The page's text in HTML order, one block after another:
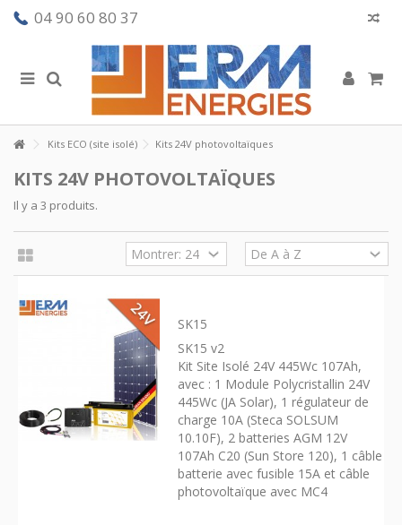
04 90 60 80 37
Kits ECO (site isolé) Kits 24V photovoltaïques
KITS 24V PHOTOVOLTAÏQUES
Il y a 3 produits.
SK15
SK15 v2
Kit Site Isolé 24V 445Wc 107Ah,
avec : 1 Module Polycristallin 24V
445Wc (JA Solar), 1 régulateur de
charge 10A (Steca SOLSUM
10.10F), 2 batteries AGM 12V
107Ah C20 (Sun Store 120), 1 câble
batterie avec fusible 15A et câble
photovoltaïque avec MC4